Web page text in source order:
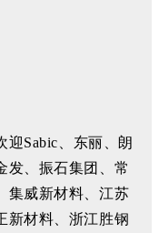
迎Sabic、东丽、朗
发、振石集团、常
集威新材料、江苏
新材料、浙江胜钢